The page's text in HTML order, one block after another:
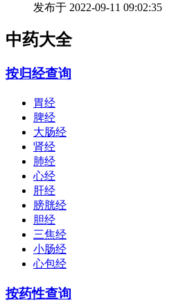
发布于 2022-09-11 09:02:35
中药大全
按归经查询
胃经
脾经
大肠经
肾经
肺经
心经
肝经
膀胱经
胆经
三焦经
小肠经
心包经
按药性查询